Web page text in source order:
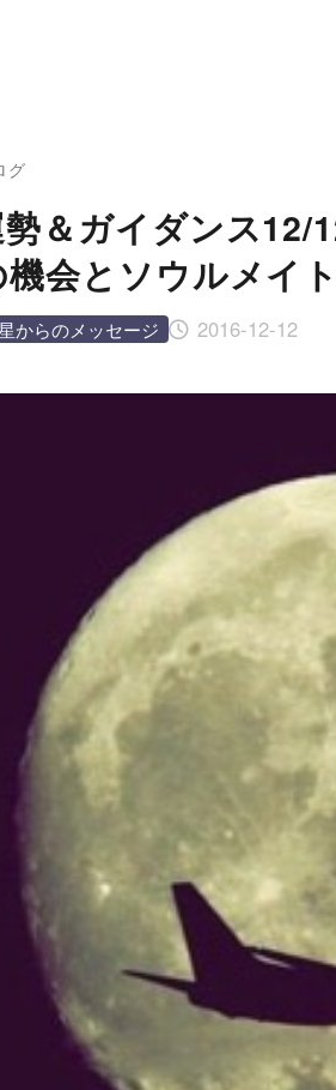
グ
勢＆ガイダンス
会とソウルメイ
2016-12-12
からのメッセージ